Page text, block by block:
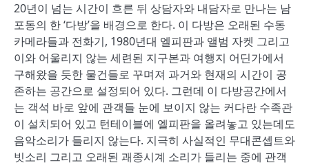
20년이 넘는 시간이 흐른 뒤 상담자와 내담자로 만나는 남
포동의 한 ‘다방’을 배경으로 한다. 이 다방은 오래된 수동
카메라들과 전화기, 1980년대 엘피판과 앨범 자켓 그리고
이와 어울리지 않는 세련된 지구본과 여행지 어딘가에서
구해왔을 듯한 물건들로 꾸며져 과거와 현재의 시간이 공
존하는 공간으로 설정되어 있다. 그런데 이 다방공간에서
는 객석 바로 앞에 관객들 눈에 보이지 않는 커다란 수족관
이 설치되어 있고 턴테이블에 엘피판을 올려놓고 있는데도
음악소리가 들리지 않는다. 지극히 사실적인 무대콘셉트와
빗소리 그리고 오래된 괘종시계 소리가 들리는 중에 관객